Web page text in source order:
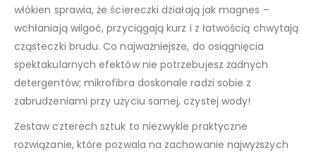
włókien sprawia, że ściereczki działają jak magnes –
wchłaniają wilgoć, przyciągają kurz i z łatwością chwytają
cząsteczki brudu. Co najważniejsze, do osiągnięcia
spektakularnych efektów nie potrzebujesz żadnych
detergentów; mikrofibra doskonale radzi sobie z
zabrudzeniami przy użyciu samej, czystej wody!
Zestaw czterech sztuk to niezwykle praktyczne
rozwiązanie, które pozwala na zachowanie najwyższych